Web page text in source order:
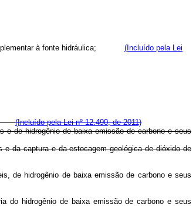
complementar à fonte hidráulica; (Incluído pela Lei
(Incluído pela Lei nº 12.490, de 2011)
de hidrogênio de baixa emissão de carbono e seus
da captura e da estocagem geológica de dióxido de
de hidrogênio de baixa emissão de carbono e seus
do hidrogênio de baixa emissão de carbono e seus